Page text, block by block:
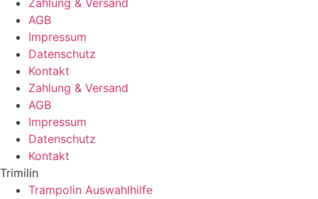
Zahlung & Versand
AGB
Impressum
Datenschutz
Kontakt
Zahlung & Versand
AGB
Impressum
Datenschutz
Kontakt
Trimilin
Trampolin Auswahlhilfe